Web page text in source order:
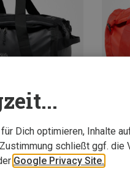
Du
Dich optimieren, Inhalte
schließt ggf. die
Google Privacy Site.